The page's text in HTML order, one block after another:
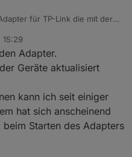
Link die mit der
die Cloud ein um alle
online erkannt wird kann
mit username und
zu verbinden und zu steuern.
installiert sein, sonst
25 beim installieren
ioBroker.tapo
15:29
Adapter.
Geräte aktualisiert
kann ich seit einiger
hat sich anscheinend
Starten des Adapters